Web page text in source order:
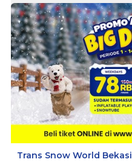
Trans Snow World Bekasi